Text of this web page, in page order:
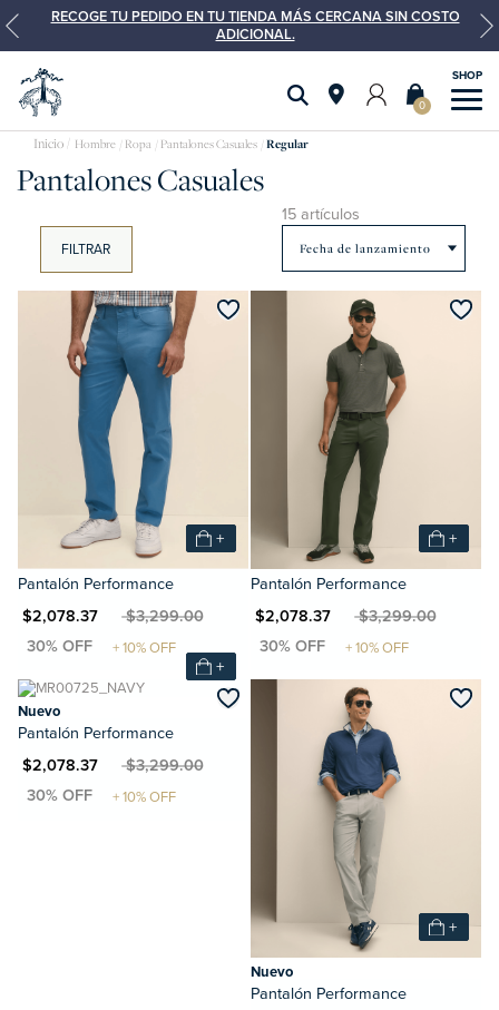
RECOGE TU PEDIDO EN TU TIENDA MÁS CERCANA SIN COSTO
ADICIONAL.
0
pantalones
Hombre Ropa Pantalones Casuales Regular
Pantalones Casuales
FILTRAR
15 artículos
+
Pantalón Performance
$2,078.37MXN $3,299.00
+
Pantalón Performance
MXN $2,078.37MXN $3,299.00
+
Nuevo
Pantalón Performance
$2,078.37MXN $3,299.00
+
Nuevo
Pantalón Performance